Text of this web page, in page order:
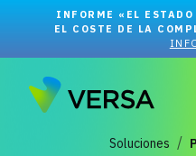
INFORME «EL
EL COSTE DE LA
Soluciones